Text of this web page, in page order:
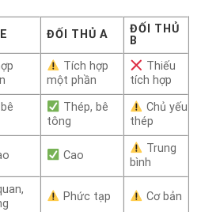
ĐỐI THỦ A
ĐỐI THỦ
B
Tích hợp
một phần
Thiếu
tích hợp
Thép, bê
tông
Chủ yếu
thép
Cao
Trung
bình
Phức tạp Cơ bản